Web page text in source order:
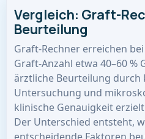
Vergleich: Graft-
Beurteilung
Graft-Rechner erreichen
Graft-Anzahl etwa 40–60
ärztliche Beurteilung durch
Untersuchung und
klinische Genauigkeit
Der Unterschied entsteht,